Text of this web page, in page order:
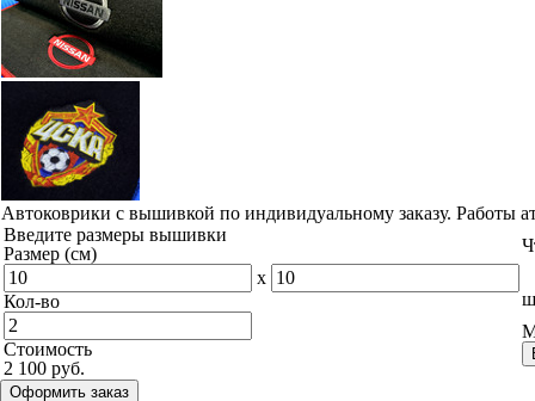
Автоковрики с вышивкой по индивидуальному заказу. Работы
Введите размеры вышивки
Размер (см)
x
Кол-во
Стоимость
2 100 руб.
Оформить заказ